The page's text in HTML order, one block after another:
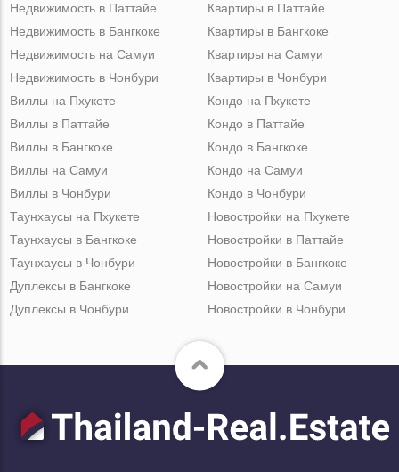
Недвижимость в Паттайе
Недвижимость в Бангкоке
Недвижимость на Самуи
Недвижимость в Чонбури
Квартиры в Паттайе
Квартиры в Бангкоке
Квартиры на Самуи
Квартиры в Чонбури
Виллы на Пхукете
Виллы в Паттайе
Виллы в Бангкоке
Виллы на Самуи
Виллы в Чонбури
Кондо на Пхукете
Кондо в Паттайе
Кондо в Бангкоке
Кондо на Самуи
Кондо в Чонбури
Таунхаусы на Пхукете
Таунхаусы в Бангкоке
Таунхаусы в Чонбури
Дуплексы в Бангкоке
Дуплексы в Чонбури
Новостройки на Пхукете
Новостройки в Паттайе
Новостройки в Бангкоке
Новостройки на Самуи
Новостройки в Чонбури